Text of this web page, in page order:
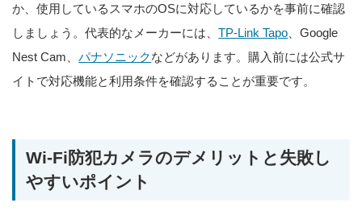
か、使用しているスマホのOSに対応しているかを事前に確認
しましょう。代表的なメーカーには、TP-Link Tapo 、Google
Nest Cam、パナソニックなどがあります。購入前には公式サ
イトで対応機能と利用条件を確認することが重要です。
Wi-Fi防犯カメラのデメリットと失敗し
やすいポイント